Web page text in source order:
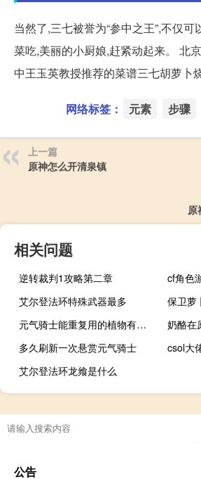
当然了,三七被誉为“参中之王”,不仅
菜吃,美丽的小厨娘,赶紧动起来。 北
中王玉英教授推荐的菜谱三七胡萝卜
网络标签： 元素 步骤
上一篇
原神怎么开清泉镇
原
相关问题
逆转裁判1攻略第二章
cf角色
艾尔登法环特殊武器最多
保卫萝
元气骑士能重复用的植物有哪些
奶酪在
多久刷新一次悬赏元气骑士
csol大
艾尔登法环龙飨是什么
公告